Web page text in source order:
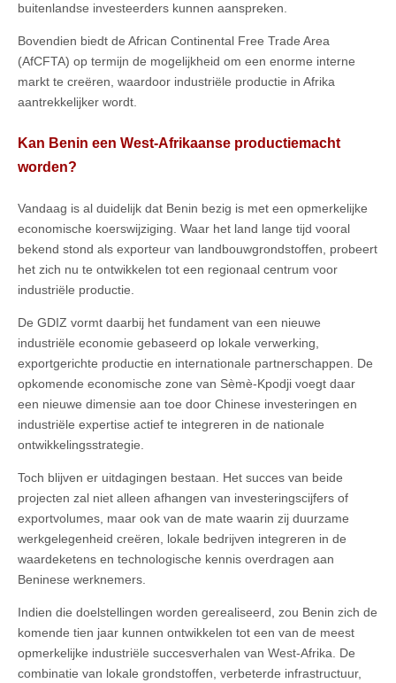
buitenlandse investeerders kunnen aanspreken.
Bovendien biedt de African Continental Free Trade Area
(AfCFTA) op termijn de mogelijkheid om een enorme interne
markt te creëren, waardoor industriële productie in Afrika
aantrekkelijker wordt.
Kan Benin een West-Afrikaanse productiemacht
worden?
Vandaag is al duidelijk dat Benin bezig is met een opmerkelijke
economische koerswijziging. Waar het land lange tijd vooral
bekend stond als exporteur van landbouwgrondstoffen, probeert
het zich nu te ontwikkelen tot een regionaal centrum voor
industriële productie.
De GDIZ vormt daarbij het fundament van een nieuwe
industriële economie gebaseerd op lokale verwerking,
exportgerichte productie en internationale partnerschappen. De
opkomende economische zone van Sèmè-Kpodji voegt daar
een nieuwe dimensie aan toe door Chinese investeringen en
industriële expertise actief te integreren in de nationale
ontwikkelingsstrategie.
Toch blijven er uitdagingen bestaan. Het succes van beide
projecten zal niet alleen afhangen van investeringscijfers of
exportvolumes, maar ook van de mate waarin zij duurzame
werkgelegenheid creëren, lokale bedrijven integreren in de
waardeketens en technologische kennis overdragen aan
Beninese werknemers.
Indien die doelstellingen worden gerealiseerd, zou Benin zich de
komende tien jaar kunnen ontwikkelen tot een van de meest
opmerkelijke industriële succesverhalen van West-Afrika. De
combinatie van lokale grondstoffen, verbeterde infrastructuur,